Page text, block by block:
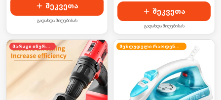
შეკვეთა
გადახდა მიღებისას
შეკვეთა
გადახდა მიღებისას
მარაგი იწურება შეზღუდული რაოდენობა